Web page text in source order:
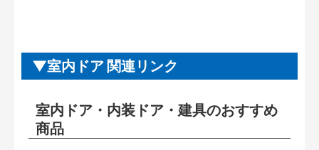
室内ドア 関連リンク
室内ドア・内装ドア・建具のおすすめ
商品